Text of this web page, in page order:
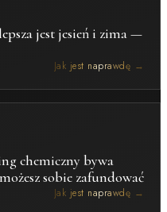
jest jesień i zima —
Jak jest naprawdę →
chemiczny bywa
sobie zafundować
Jak jest naprawdę →